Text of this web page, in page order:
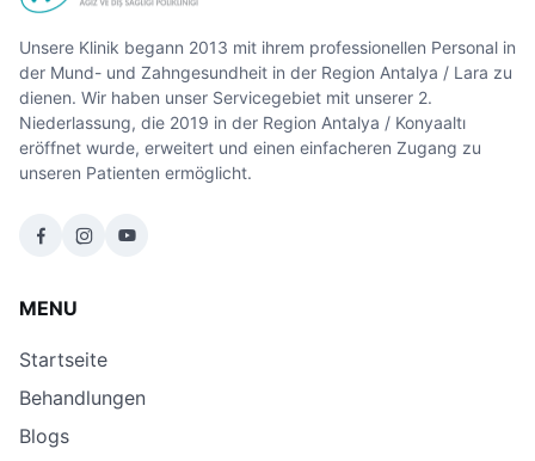
Unsere Klinik begann 2013 mit ihrem professionellen Personal in
der Mund- und Zahngesundheit in der Region Antalya / Lara zu
dienen. Wir haben unser Servicegebiet mit unserer 2.
Niederlassung, die 2019 in der Region Antalya / Konyaaltı
eröffnet wurde, erweitert und einen einfacheren Zugang zu
unseren Patienten ermöglicht.
MENU
Startseite
Behandlungen
Blogs